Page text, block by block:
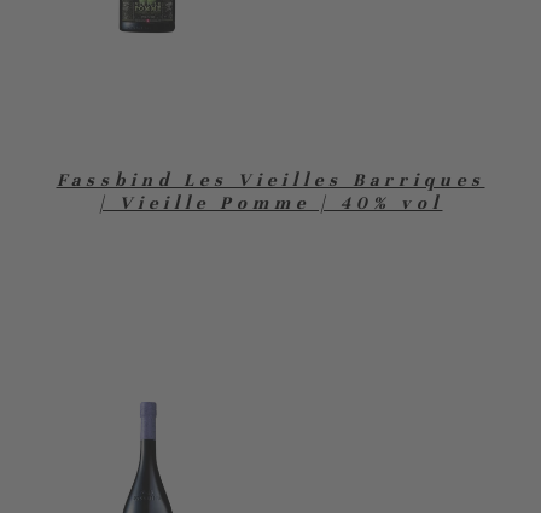
Fassbind Les Vieilles Barriques
| Vieille Pomme | 40% vol